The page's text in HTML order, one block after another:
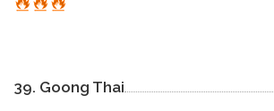
39. Goong Thai